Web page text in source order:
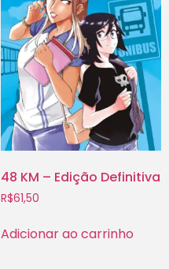
48 KM – Edição Definitiva
R$61,50
Adicionar ao carrinho